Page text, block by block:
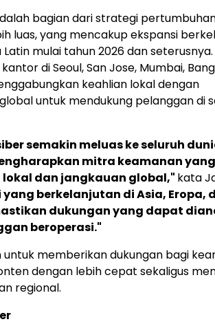
bagian dari strategi
luas, yang mencakup ekspansi
mulai tahun 2026 dan seterusnya.
di Seoul, San Jose, Mumbai,
keahlian lokal dengan
untuk mendukung pelanggan di
semakin meluas ke seluruh
mitra keamanan yang
dan jangkauan global," kata
yang berkelanjutan di Asia, Eropa,
dukungan yang dapat
beroperasi."
untuk memberikan dukungan bagi
dengan lebih cepat sekaligus
regional.